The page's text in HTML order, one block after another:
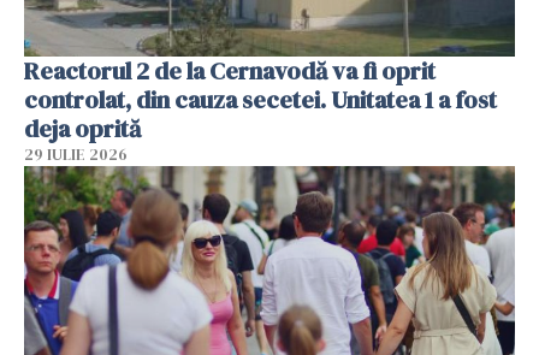
Reactorul 2 de la Cernavodă va fi oprit
controlat, din cauza secetei. Unitatea 1 a fost
deja oprită
29 IULIE 2026